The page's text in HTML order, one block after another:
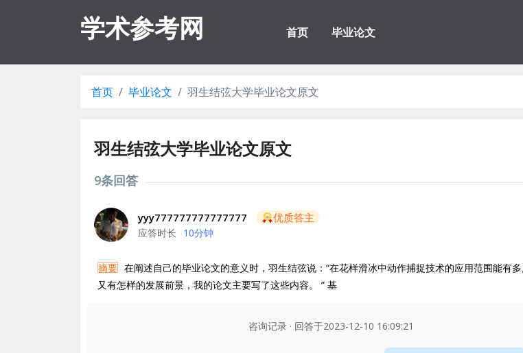
学术参考网 首页 毕业论文
首页 毕业论文 羽生结弦大学毕业论文原文
羽生结弦大学毕业论文原文
9条回答
yyy777777777777777 优质答主
应答时长 10分钟
摘要
又有怎样的发展前景，我的论文主要写了这些内容。 ” 基
咨询记录 · 回答于2023-12-10 16:09:21